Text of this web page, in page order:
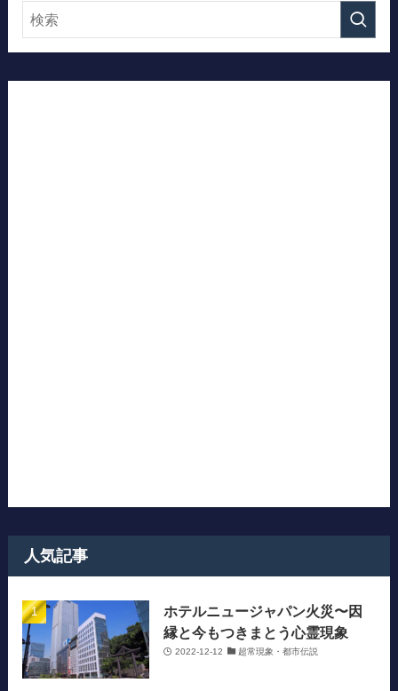
人気記事
ホテルニュージャパン火災〜因
縁と今もつきまとう心霊現象
2022-12-12 超常現象・都市伝説